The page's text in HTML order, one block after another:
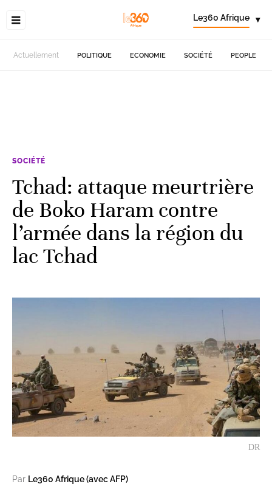
Le360 Afrique ▾
Actuellement POLITIQUE ECONOMIE SOCIÉTÉ PEOPLE
SOCIÉTÉ
Tchad: attaque meurtrière
de Boko Haram contre
l’armée dans la région du
lac Tchad
DR
Par Le360 Afrique (avec AFP)